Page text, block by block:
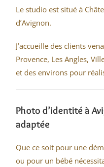
Le studio est situé à
d’Avignon.
J’accueille des clients
Provence, Les Angles,
et des environs pour
Photo d’identité à
adaptée
Que ce soit pour une
ou pour un bébé